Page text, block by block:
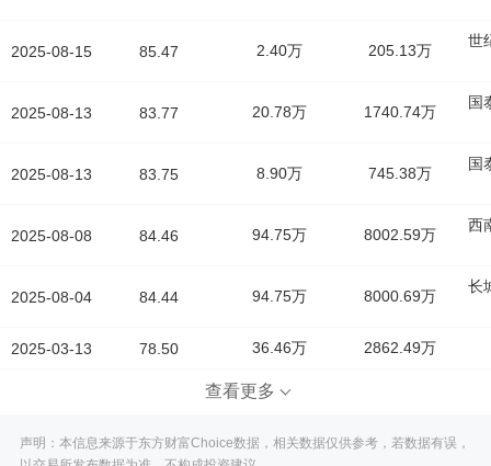
2025-08-15
2025-08-13
2025-08-13
2025-08-08
2025-08-04
2025-03-13
85.47 2.40万 205.13万
世
83.77 20.78万 1740.74万
国
83.75 8.90万 745.38万
国
84.46 94.75万 8002.59万
西
84.44 94.75万 8000.69万
长
78.50 36.46万 2862.49万
查看更多
声明：本信息来源于东方财富Choice数据，相关数据仅供参考，若数据有误，